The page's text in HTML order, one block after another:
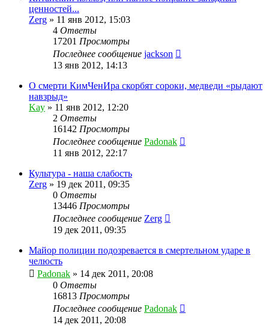
ценностей...
Zerg » 11 янв 2012, 15:03
4 Ответы
17201 Просмотры
Последнее сообщение jackson
13 янв 2012, 14:13
О смерти КимЧенИра скорбят сороки, медведи «рыдают
навзрыд»
Kay » 11 янв 2012, 12:20
2 Ответы
16142 Просмотры
Последнее сообщение Padonak
11 янв 2012, 22:17
Культура - наша слабость
Zerg » 19 дек 2011, 09:35
0 Ответы
13446 Просмотры
Последнее сообщение Zerg
19 дек 2011, 09:35
Майор полиции подозревается в смертельном ударе в
челюсть
Padonak » 14 дек 2011, 20:08
0 Ответы
16813 Просмотры
Последнее сообщение Padonak
14 дек 2011, 20:08